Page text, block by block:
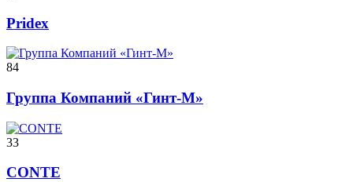
Pridex
84
Группа Компаний «Гинт-М»
33
CONTE